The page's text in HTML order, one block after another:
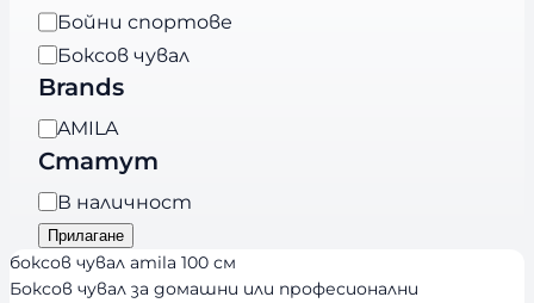
К
а
т
г
о
р
и
я
Бойни спортове
Боксов чувал
Brands
B
r
a
n
d
s
AMILA
Статут
Н
а
л
и
В наличност
Прилагане
боксов чувал amila 100 см
Боксов чувал за домашни или професионални